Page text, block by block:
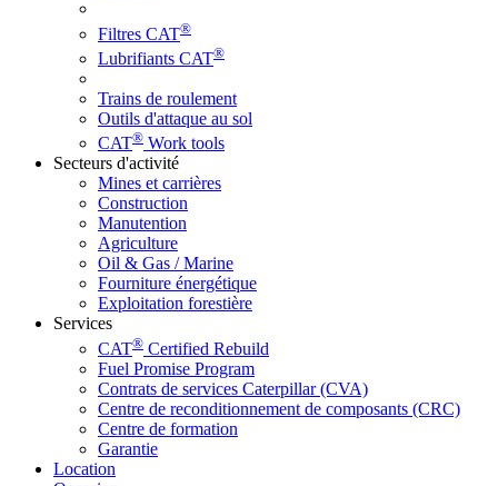
Filtres CAT®
Lubrifiants CAT®
Trains de roulement
Outils d'attaque au sol
CAT® Work tools
Secteurs d'activité
Mines et carrières
Construction
Manutention
Agriculture
Oil & Gas / Marine
Fourniture énergétique
Exploitation forestière
Services
CAT® Certified Rebuild
Fuel Promise Program
Contrats de services Caterpillar (CVA)
Centre de reconditionnement de composants (CRC)
Centre de formation
Garantie
Location